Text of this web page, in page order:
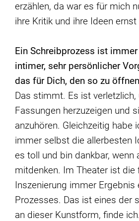
erzählen, da war es für mich
ihre Kritik und ihre Ideen ernst
Ein Schreibprozess ist
intimer, sehr persönlicher
das für Dich, den so zu ö
Das stimmt. Es ist verletzlich,
Fassungen herzuzeigen und
anzuhören. Gleichzeitig habe
immer selbst die allerbesten
es toll und bin dankbar, wenn
mitdenken. Im Theater ist die
Inszenierung immer Ergebnis
Prozesses. Das ist eines der
an dieser Kunstform, finde ich.